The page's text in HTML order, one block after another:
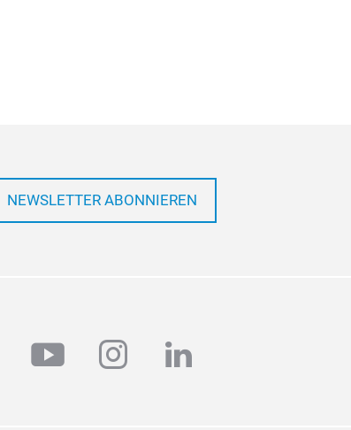
NEWSLETTER ABONNIEREN
youtubeinstagram
linkedin